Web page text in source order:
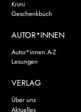
Krimi
Geschenkbuch
AUTOR*INNEN
Autor*innen A-Z
Lesungen
VERLAG
Über uns
Aktuelles